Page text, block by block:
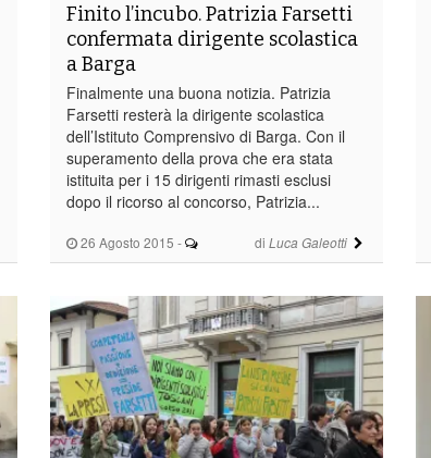
26 Agosto 2015 - di Luca Galeotti
Finito l’incubo. Patrizia Farsetti
confermata dirigente scolastica
a Barga
Finalmente una buona notizia. Patrizia
Farsetti resterà la dirigente scolastica
dell’Istituto Comprensivo di Barga. Con il
superamento della prova che era stata
istituita per i 15 dirigenti rimasti esclusi
dopo il ricorso al concorso, Patrizia...